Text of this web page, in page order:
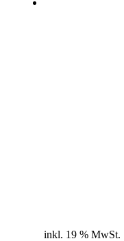
inkl. 19 % MwSt.